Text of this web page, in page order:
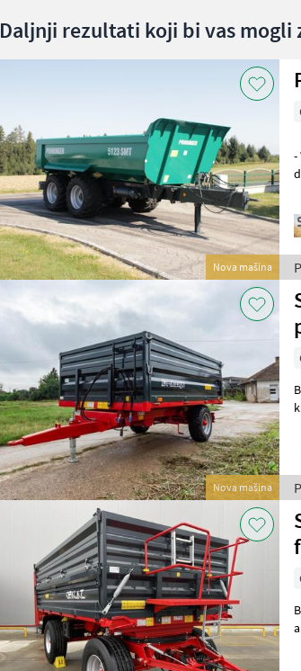
Daljnji rezultati koji bi vas mogli
Nova mašina
-
Nova mašina